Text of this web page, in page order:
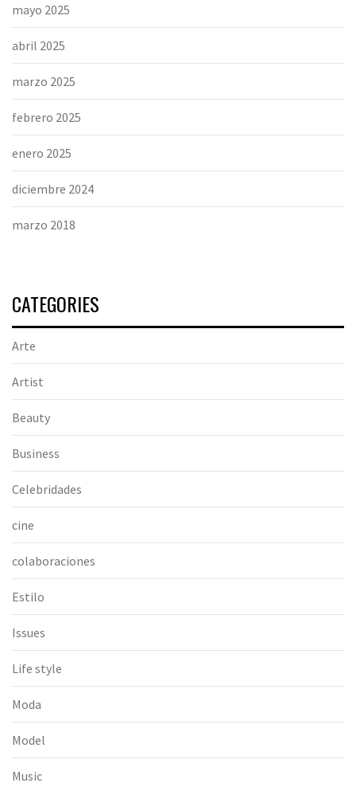
mayo 2025
abril 2025
marzo 2025
febrero 2025
enero 2025
diciembre 2024
marzo 2018
CATEGORIES
Arte
Artist
Beauty
Business
Celebridades
cine
colaboraciones
Estilo
Issues
Life style
Moda
Model
Music